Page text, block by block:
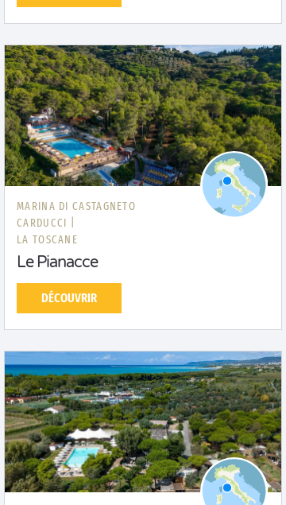
MARINA DI CASTAGNETO
CARDUCCI |
LA TOSCANE
Le Pianacce
DÉCOUVRIR